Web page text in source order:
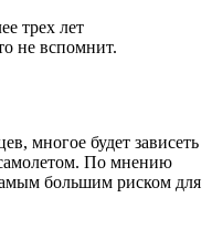
трех лет
не вспомнит.
многое будет зависеть
самолетом. По мнению
большим риском для